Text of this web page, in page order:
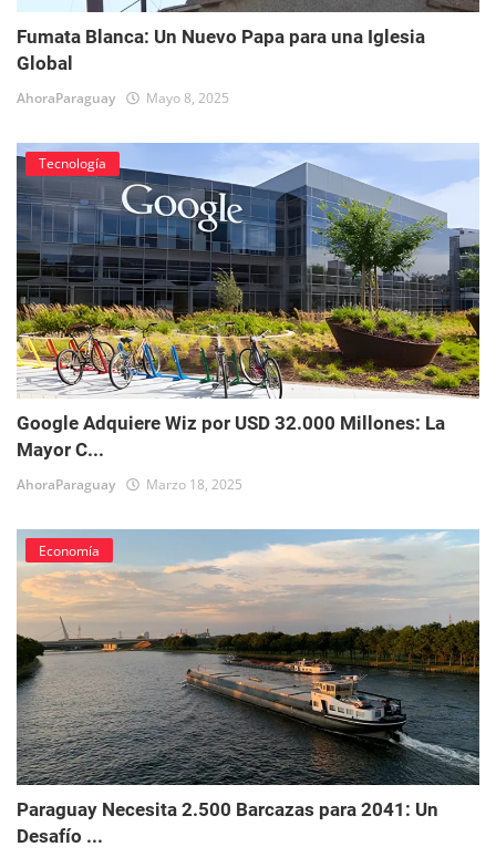
Fumata Blanca: Un Nuevo Papa para una Iglesia
Global
AhoraParaguay Mayo 8, 2025
Tecnología
Google Adquiere Wiz por USD 32.000 Millones: La
Mayor C...
AhoraParaguay Marzo 18, 2025
Economía
Paraguay Necesita 2.500 Barcazas para 2041: Un
Desafío ...